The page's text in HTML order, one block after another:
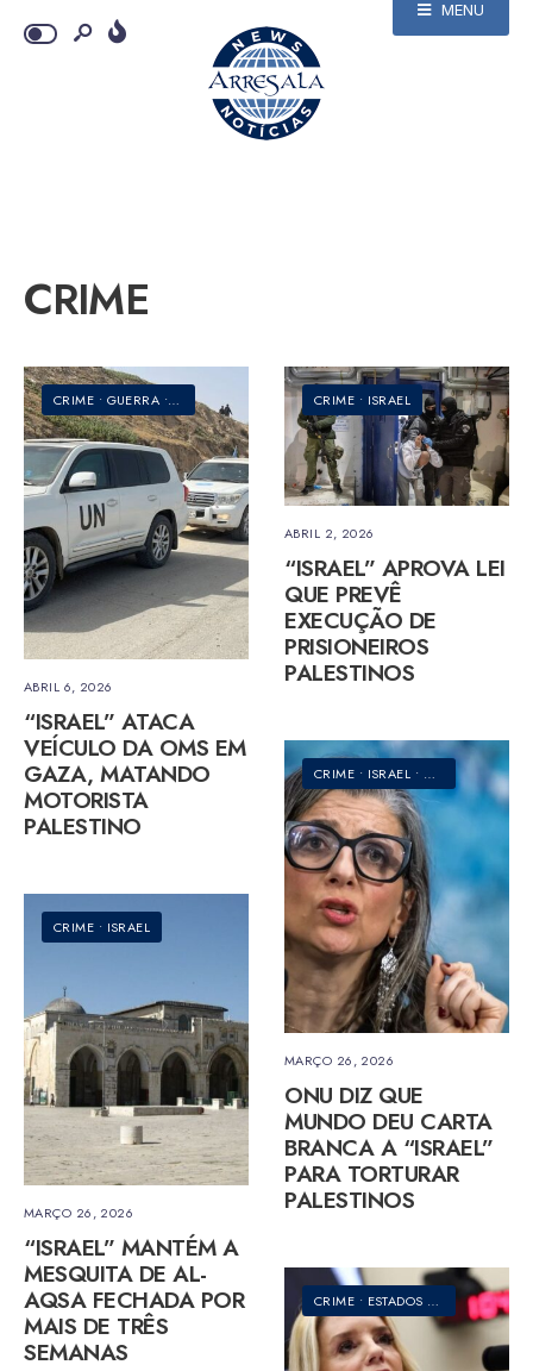
MENU
CRIME
CRIME • GUERRA • ISRAEL •PALESTINA
ABRIL 6, 2026
“ISRAEL” ATACA
VEÍCULO DA OMS EM
GAZA, MATANDO
MOTORISTA
PALESTINO
CRIME • ISRAEL
ABRIL 2, 2026
“ISRAEL” APROVA LEI
QUE PREVÊ
EXECUÇÃO DE
PRISIONEIROS
PALESTINOS
CRIME • ISRAEL • MUNDO
MARÇO 26, 2026
ONU DIZ QUE
MUNDO DEU CARTA
BRANCA A “ISRAEL”
PARA TORTURAR
PALESTINOS
CRIME • ISRAEL
MARÇO 26, 2026
“ISRAEL” MANTÉM A
MESQUITA DE AL-
AQSA FECHADA POR
MAIS DE TRÊS
SEMANAS
CRIME • ESTADOS UNIDOS DA AMÉRICA